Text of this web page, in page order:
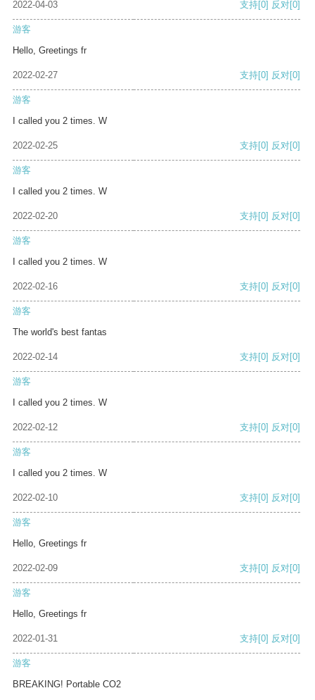
2022-04-03 支持[0] 反对[0]
游客
Hello, Greetings fr
2022-02-27 支持[0] 反对[0]
游客
I called you 2 times. W
2022-02-25 支持[0] 反对[0]
游客
I called you 2 times. W
2022-02-20 支持[0] 反对[0]
游客
I called you 2 times. W
2022-02-16 支持[0] 反对[0]
游客
The world's best fantas
2022-02-14 支持[0] 反对[0]
游客
I called you 2 times. W
2022-02-12 支持[0] 反对[0]
游客
I called you 2 times. W
2022-02-10 支持[0] 反对[0]
游客
Hello, Greetings fr
2022-02-09 支持[0] 反对[0]
游客
Hello, Greetings fr
2022-01-31 支持[0] 反对[0]
游客
BREAKING! Portable CO2